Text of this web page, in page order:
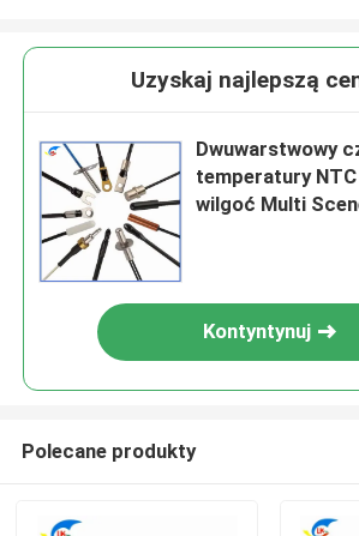
Uzyskaj najlepszą
Dwuwarstwowy
temperatury
wilgoć Multi
Kontyntynuj
Polecane produkty